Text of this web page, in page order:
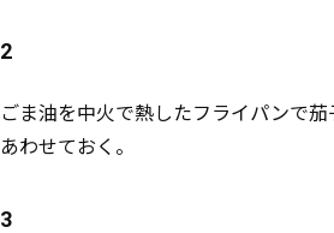
2
ごま油を中火で熱したフライパンで
あわせておく。
3